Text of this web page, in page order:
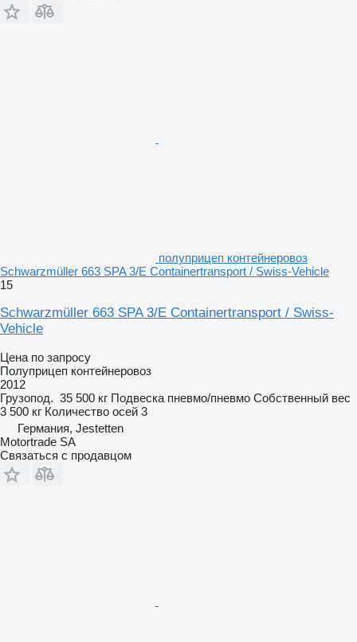
полуприцеп контейнеровоз
Schwarzmüller 663 SPA 3/E Containertransport / Swiss-Vehicle
15
Schwarzmüller 663 SPA 3/E Containertransport / Swiss-
Vehicle
Цена по запросу
Полуприцеп контейнеровоз
2012
Грузопод. 35 500 кг Подвеска пневмо/пневмо Собственный вес
3 500 кг Количество осей 3
Германия, Jestetten
Motortrade SA
Связаться с продавцом